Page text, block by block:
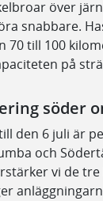
över
snabbare.
70 till 100
på
söder
den 6 juli är
och
vi de